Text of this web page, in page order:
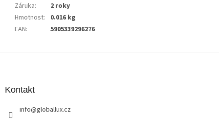
Záruka:
2 roky
Hmotnost:
0.016 kg
EAN: 5905339296276
Kontakt
info@globallux.cz